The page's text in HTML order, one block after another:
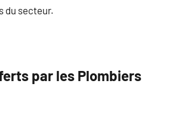
du secteur.
par les Plombiers